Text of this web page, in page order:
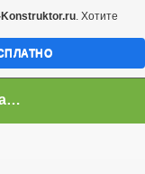
Неофициальный сайт город Арциз
Konstruktor.ru. Хотите